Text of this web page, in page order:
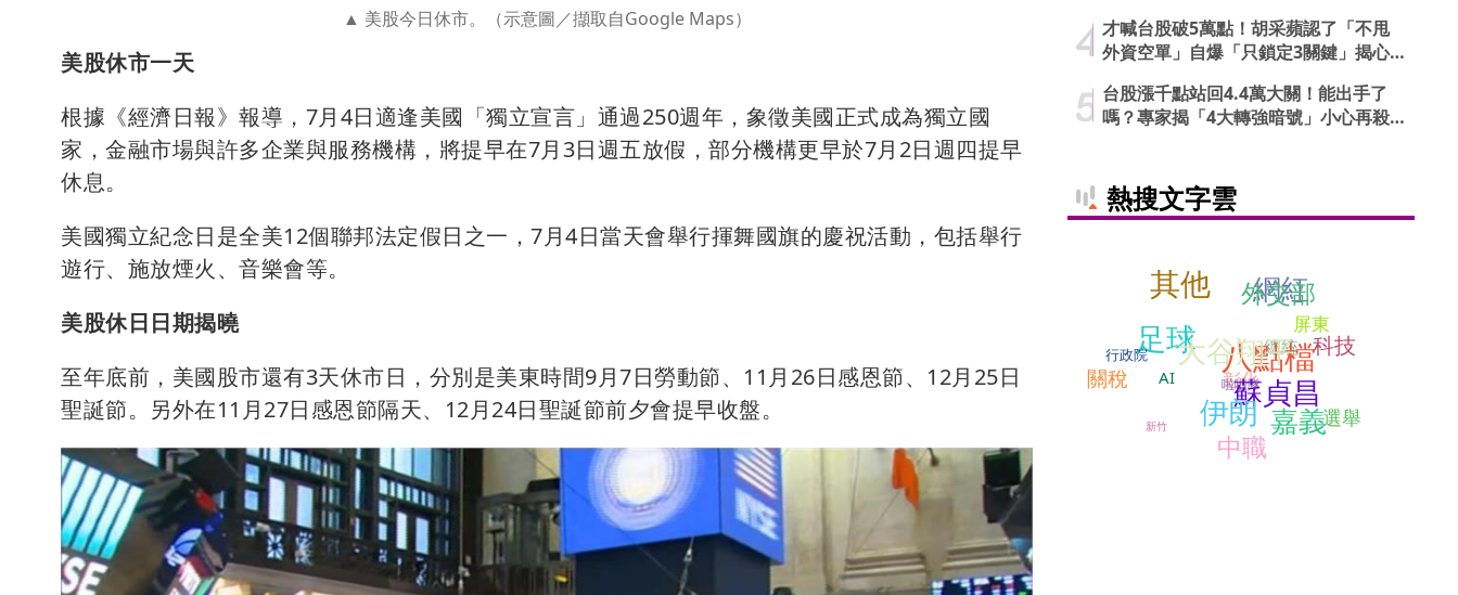
美股今日休市。（示意圖／擷取自Google Maps）
美股休市一天
根據《經濟日報》報導，7月4日適逢美國「獨立宣言」通過250週年，象徵美國正式成為獨立國
家，金融市場與許多企業與服務機構，將提早在7月3日週五放假，部分機構更早於7月2日週四提早
休息。
美國獨立紀念日是全美12個聯邦法定假日之一，7月4日當天會舉行揮舞國旗的慶祝活動，包括舉行
遊行、施放煙火、音樂會等。
美股休日日期揭曉
至年底前，美國股市還有3天休市日，分別是美東時間9月7日勞動節、11月26日感恩節、12月25日
聖誕節。另外在11月27日感恩節隔天、12月24日聖誕節前夕會提早收盤。
才喊台股破5萬點！胡采蘋認了「不甩
外資空單」自爆「只鎖定3關鍵」揭心
台股漲千點站回4.4萬大關！能出手了
嗎？專家揭「4大轉強暗號」小心再殺
熱搜文字雲
屏東
新竹
其他
總統
選舉
關稅
科技
足球
網紅
外交部
AI 彰化
嘉義
八點檔
啦啦隊
中職
大谷翔平
蘇貞昌
行政院
伊朗